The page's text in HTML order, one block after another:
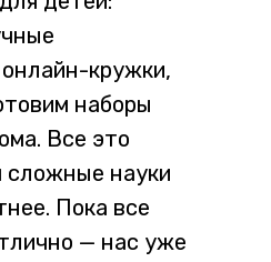
кружки,
наборы
Все это
сложные науки
Пока все
— нас уже